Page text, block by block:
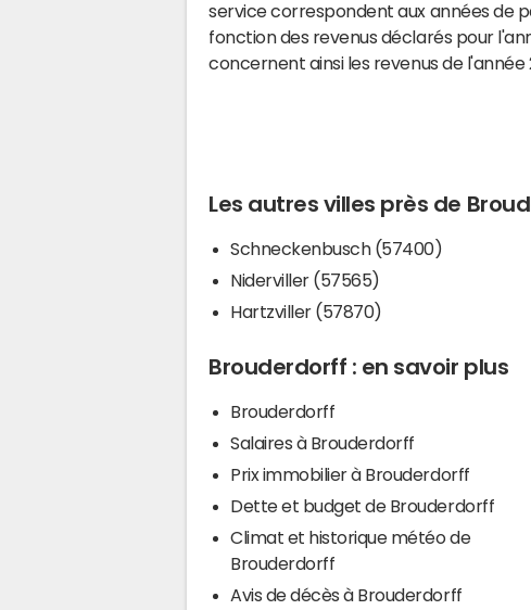
service correspondent aux années de
fonction des revenus déclarés pour
concernent ainsi les revenus de l'année
Les autres villes près de
Schneckenbusch (57400)
Niderviller (57565)
Hartzviller (57870)
Brouderdorff : en savoir plus
Brouderdorff
Salaires à Brouderdorff
Prix immobilier à Brouderdorff
Dette et budget de Brouderdorff
Climat et historique météo de
Brouderdorff
Avis de décès à Brouderdorff